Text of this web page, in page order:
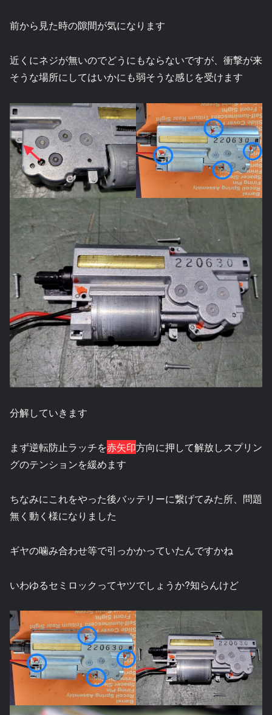
前から見た時の隙間が気になります
近くにネジが無いのでどうにもならないですが、衝撃が来
そうな場所にしてはいかにも弱そうな感じを受けます
分解していきます
まず逆転防止ラッチを赤矢印方向に押して解放しスプリン
グのテンションを緩めます
ちなみにこれをやった後バッテリーに繋げてみた所、問題
無く動く様になりました
ギヤの噛み合わせ等で引っかかっていたんですかね
いわゆるセミロックってヤツでしょうか?知らんけど